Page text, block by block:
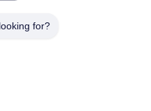
Stadt Zibo, Provinz
for?